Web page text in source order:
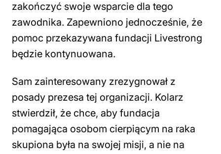
zakończyć swoje wsparcie dla tego
zawodnika. Zapewniono jednocześnie, że
pomoc przekazywana fundacji Livestrong
będzie kontynuowana.
Sam zainteresowany zrezygnował z
posady prezesa tej organizacji. Kolarz
stwierdził, że chce, aby fundacja
pomagająca osobom cierpiącym na raka
skupiona była na swojej misji, a nie na